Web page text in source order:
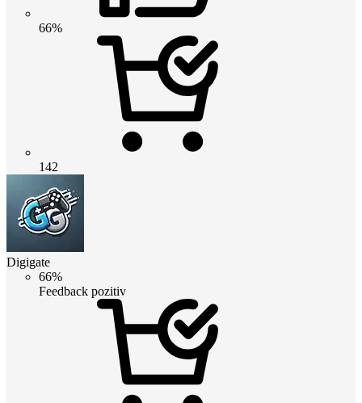
66%
142
Digigate
66%
Feedback pozitiv